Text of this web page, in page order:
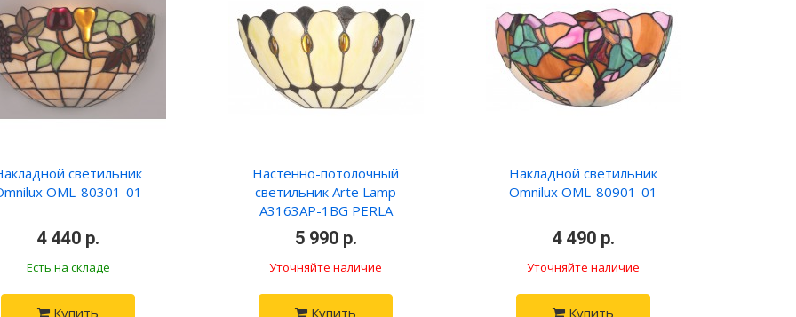
светильник
OML-80301-01
4 440 р.
Есть на складе
Купить
Настенно-потолочный
светильник Arte Lamp
A3163AP-1BG PERLA
5 990 р.
Уточняйте наличие
Купить
Накладной светильник
Omnilux OML-80901-01
4 490 р.
Уточняйте наличие
Купить